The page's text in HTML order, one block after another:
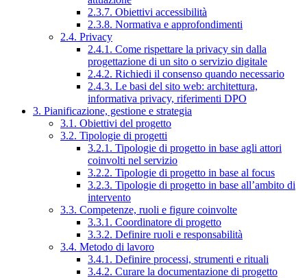
2.3.7. Obiettivi accessibilità
2.3.8. Normativa e approfondimenti
2.4. Privacy
2.4.1. Come rispettare la privacy sin dalla
progettazione di un sito o servizio digitale
2.4.2. Richiedi il consenso quando necessario
2.4.3. Le basi del sito web: architettura,
informativa privacy, riferimenti DPO
3. Pianificazione, gestione e strategia
3.1. Obiettivi del progetto
3.2. Tipologie di progetti
3.2.1. Tipologie di progetto in base agli attori
coinvolti nel servizio
3.2.2. Tipologie di progetto in base al focus
3.2.3. Tipologie di progetto in base all’ambito di
intervento
3.3. Competenze, ruoli e figure coinvolte
3.3.1. Coordinatore di progetto
3.3.2. Definire ruoli e responsabilità
3.4. Metodo di lavoro
3.4.1. Definire processi, strumenti e rituali
3.4.2. Curare la documentazione di progetto